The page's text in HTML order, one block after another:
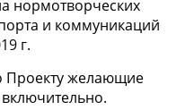
нормотворческих
и коммуникаций
г.
Проекту желающие